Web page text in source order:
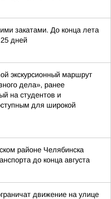
закатами. До конца лета
25 дней
экскурсионный маршрут
дела», ранее
на студентов и
для широкой
районе Челябинска
до конца августа
движение на улице